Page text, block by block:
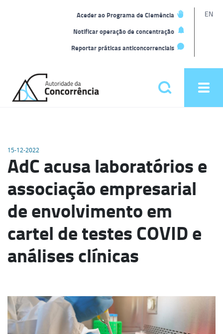
Aceder ao Programa de Clemência
Notificar operação de concentração
Reportar práticas anticoncorrenciais
EN
home
Pesquisar
15-12-2022
AdC acusa laboratórios e
associação empresarial
de envolvimento em
cartel de testes COVID e
análises clínicas